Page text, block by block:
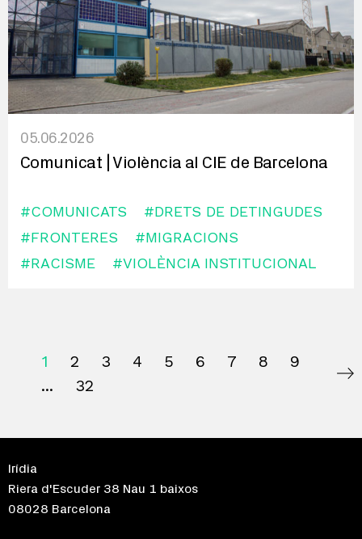
05.06.2026
Comunicat | Violència al CIE de Barcelona
#COMUNICATS
#DRETS DE DETINGUDES
#FRONTERES
#MIGRACIONS
#RACISME
#VIOLÈNCIA INSTITUCIONAL
1 2 3 4 5 6 7 8
9
32
Irídia
Riera d'Escuder 38 Nau 1 baixos
08028 Barcelona